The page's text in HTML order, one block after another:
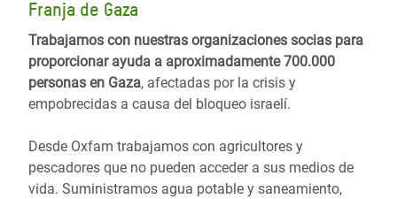
Franja de Gaza
Trabajamos con nuestras organizaciones socias para
proporcionar ayuda a aproximadamente 700.000
personas en Gaza, afectadas por la crisis y
empobrecidas a causa del bloqueo israelí.
Desde Oxfam trabajamos con agricultores y
pescadores que no pueden acceder a sus medios de
vida. Suministramos agua potable y saneamiento,